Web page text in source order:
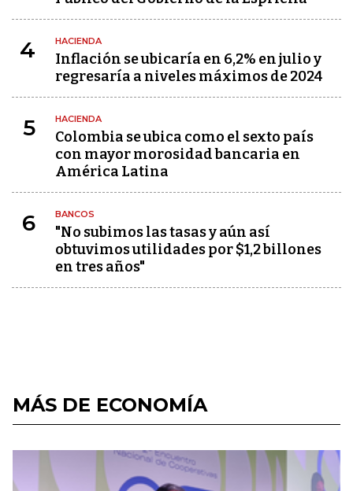
4 HACIENDA
Inflación se ubicaría en 6,2% en julio y
regresaría a niveles máximos de 2024
5 HACIENDA
Colombia se ubica como el sexto país
con mayor morosidad bancaria en
América Latina
6 BANCOS
"No subimos las tasas y aún así
obtuvimos utilidades por $1,2 billones
en tres años"
MÁS DE ECONOMÍA